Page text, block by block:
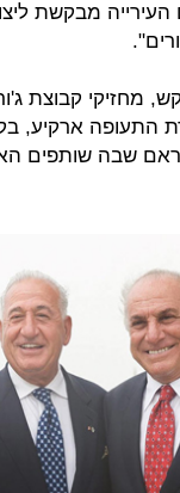
העירייה מבקשת
מחזיקי קבוצת
התעופה ארקיע,
ראם שבה שותפים